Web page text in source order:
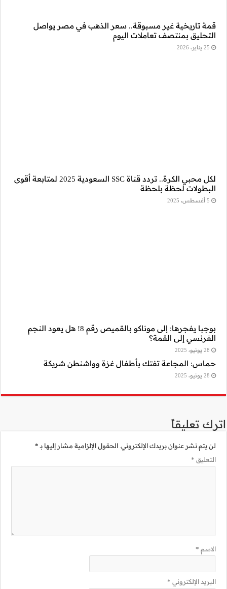
في مصر يواصل
لكل محبي الكرة.. تردد قناة SSC السعودية 2025 لمتابعة أقوى
بوجبا يفجرها: إلى موناكو بالقميص رقم 8! هل يعود النجم
شريكة
مشار إليها بـ*